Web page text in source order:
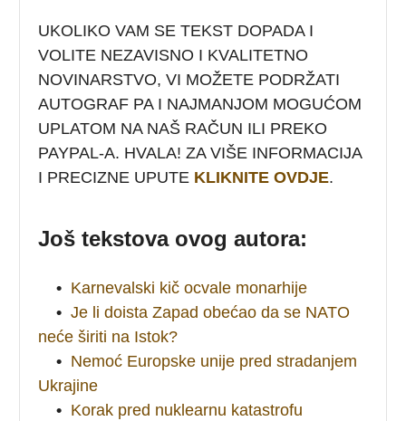
UKOLIKO VAM SE TEKST DOPADA I
VOLITE NEZAVISNO I KVALITETNO
NOVINARSTVO, VI MOŽETE PODRŽATI
AUTOGRAF PA I NAJMANJOM MOGUĆOM
UPLATOM NA NAŠ RAČUN ILI PREKO
PAYPAL-A. HVALA! ZA VIŠE INFORMACIJA
I PRECIZNE UPUTE KLIKNITE OVDJE.
Još tekstova ovog autora:
• Karnevalski kič ocvale monarhije
• Je li doista Zapad obećao da se NATO
neće širiti na Istok?
• Nemoć Europske unije pred stradanjem
Ukrajine
• Korak pred nuklearnu katastrofu